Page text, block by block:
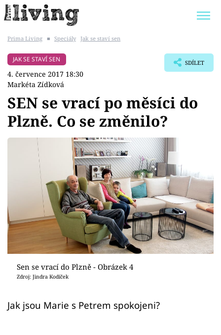
BYDLENÍ SLAVNÝCH
Témata
Bydlení
Zahrada
Design
Sledujte prima+
Přihlášení
Prima Living ■ Speciály Jak se staví sen
JAK SE STAVÍ SEN
4. července 2017 18:30
Markéta Zídková
SDÍLET
SEN se vrací po měsíci do
Plzně. Co se změnilo?
Sen se vrací do Plzně - Obrázek 4
Zdroj: Jindra Kodíček
Jak jsou Marie s Petrem spokojeni?